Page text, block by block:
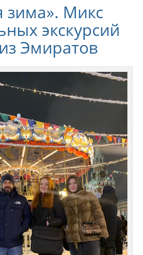
зима». Микс
экскурсий
Эмиратов